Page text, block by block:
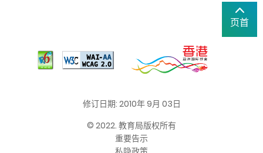
页首
修订日期: 2010年 9月 03日
© 2022. 教育局版权所有
重要告示